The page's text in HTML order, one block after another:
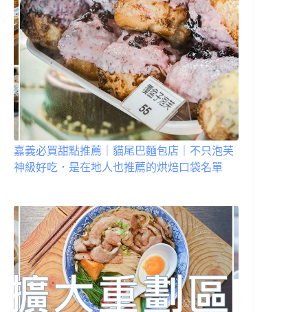
嘉義必買甜點推薦｜貓尾巴麵包店｜不只泡芙
神級好吃．是在地人也推薦的烘焙口袋名單